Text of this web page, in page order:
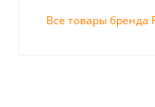
Все товары бренда